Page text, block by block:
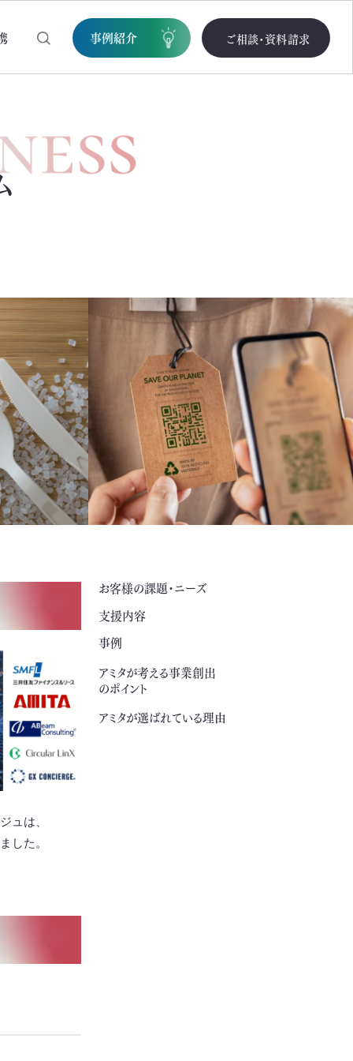
事例紹介 ご相談・資料請求
お客様の課題・ニーズ
支援内容
事例
アミタが考える事業創出
のポイント
アミタが選ばれている理由
ュは、
した。